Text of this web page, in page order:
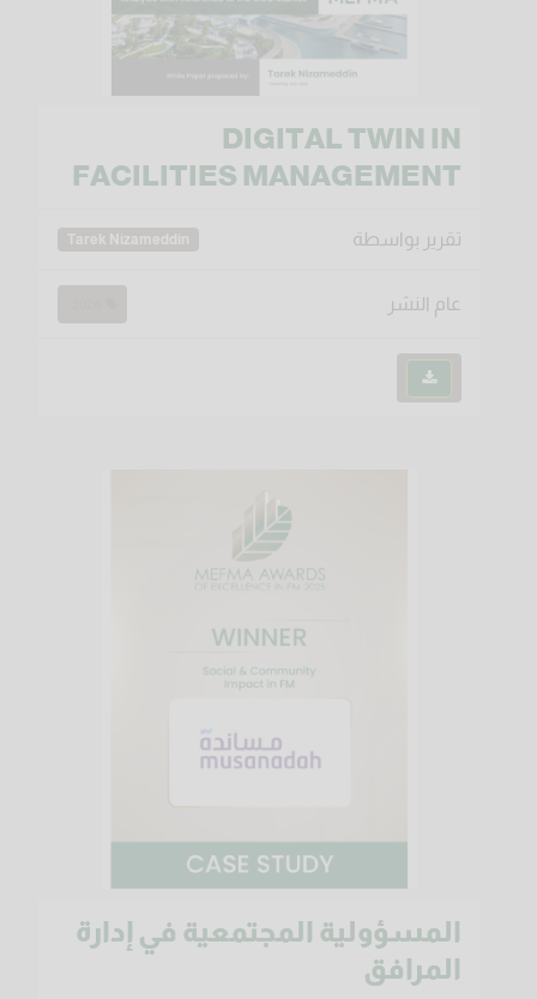
DIGITAL TWIN IN
FACILITIES MANAGEMENT
تقرير بواسطة Tarek Nizameddin
عام النشر
المسؤولية المجتمعية في إدارة
المرافق